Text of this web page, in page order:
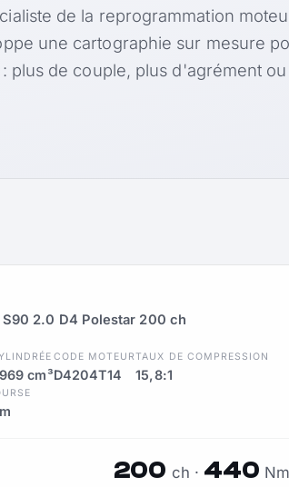
de la reprogrammation
une cartographie sur mesure
: plus de couple, plus d'agrément
2.0 D4 Polestar 200 ch
cm³
CODE MOTEUR
D4204T14
TAUX DE COMPRESSION
15,8:1
200 ch · 440 Nm